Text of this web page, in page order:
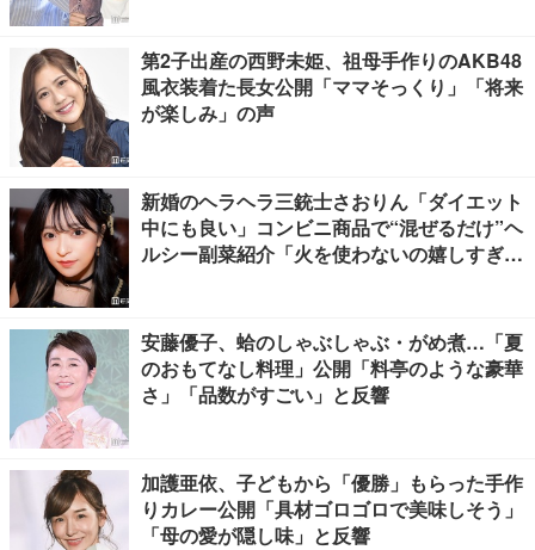
第2子出産の西野未姫、祖母手作りのAKB48
風衣装着た長女公開「ママそっくり」「将来
が楽しみ」の声
新婚のヘラヘラ三銃士さおりん「ダイエット
中にも良い」コンビニ商品で“混ぜるだけ”ヘ
ルシー副菜紹介「火を使わないの嬉しすぎ
安藤優子、蛤のしゃぶしゃぶ・がめ煮…「夏
のおもてなし料理」公開「料亭のような豪華
さ」「品数がすごい」と反響
加護亜依、子どもから「優勝」もらった手作
りカレー公開「具材ゴロゴロで美味しそう」
「母の愛が隠し味」と反響